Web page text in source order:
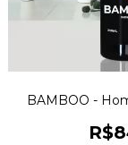
BAMBOO -